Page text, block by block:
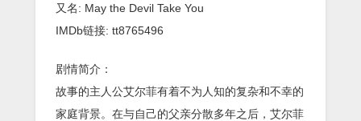
又名: May the Devil Take You
IMDb链接: tt8765496
剧情简介：
故事的主人公艾尔菲有着不为人知的复杂和不幸的
家庭背景。在与自己的父亲分散多年之后，艾尔菲